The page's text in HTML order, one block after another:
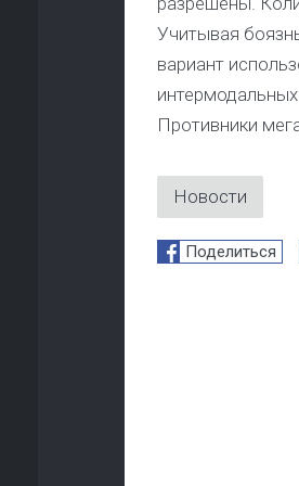
Учитывая
вариант
Противники
Новости
Поделиться